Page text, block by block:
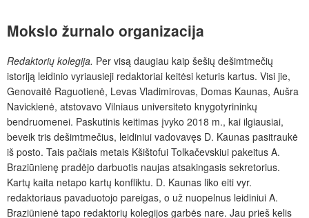
Mokslo žurnalo organizacija
Redaktorių kolegija. Per visą daugiau kaip šešių dešimt­mečių
istoriją leidinio vyriausieji redaktoriai keitėsi keturis kartus. Visi jie,
Genovaitė Raguotienė, Levas Vladimirovas, Domas Kaunas, Aušra
Navickienė, atstovavo Vilniaus universiteto knygotyrininkų
bendruomenei. Paskutinis keitimas įvyko 2018 m., kai ilgiausiai,
beveik tris dešimtmečius, leidiniui vadovavęs D. Kaunas pasitraukė
iš posto. Tais pačiais metais Kšištofui Tolkačevskiui pakeitus A.
Braziūnienę pradėjo darbuotis naujas atsakingasis sekretorius.
Kartų kaita netapo kartų konfliktu. D. Kaunas liko eiti vyr.
redaktoriaus pavaduotojo pareigas, o už nuopelnus leidiniui A.
Braziūnienė tapo redaktorių kolegijos garbės nare. Jau prieš kelis